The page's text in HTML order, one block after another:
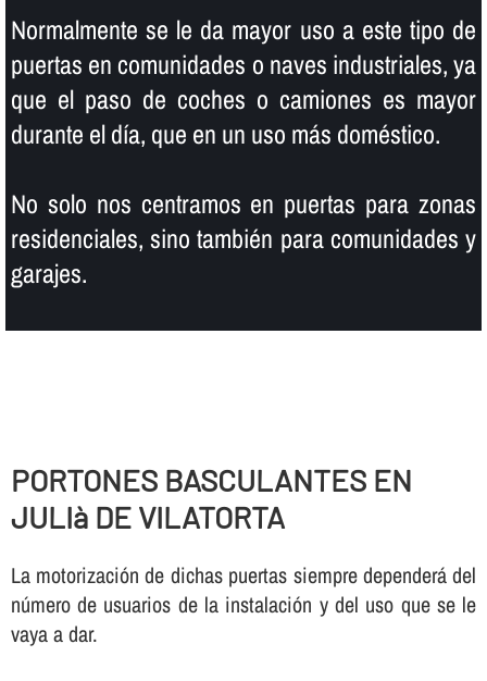
Normalmente se le da mayor uso a este tipo de
puertas en comunidades o naves industriales, ya
que el paso de coches o camiones es mayor
durante el dí­a, que en un uso más doméstico.
No solo nos centramos en puertas para zonas
residenciales, sino también para comunidades y
garajes.
PORTONES BASCULANTES EN
JULIà DE VILATORTA
La motorización de dichas puertas siempre dependerá del
número de usuarios de la instalación y del uso que se le
vaya a dar.